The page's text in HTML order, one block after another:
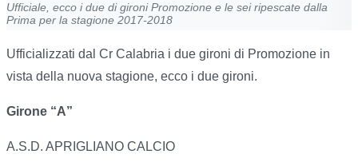
Ufficiale, ecco i due di gironi Promozione e le sei ripescate dalla
Prima per la stagione 2017-2018
Ufficializzati dal Cr Calabria i due gironi di Promozione in
vista della nuova stagione, ecco i due gironi.
Girone “A”
A.S.D. APRIGLIANO CALCIO